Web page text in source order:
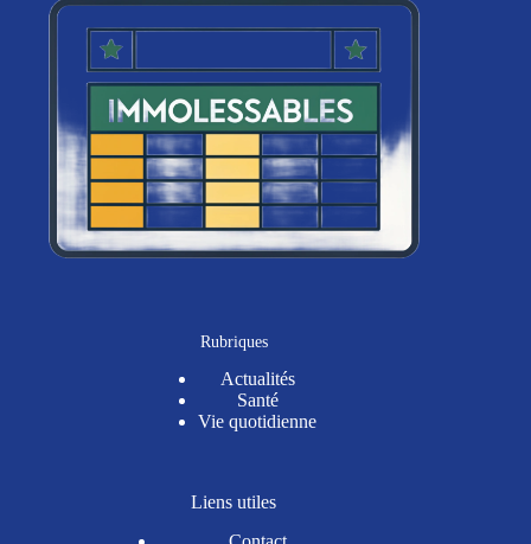
Rubriques
Actualités
Santé
Vie quotidienne
Liens utiles